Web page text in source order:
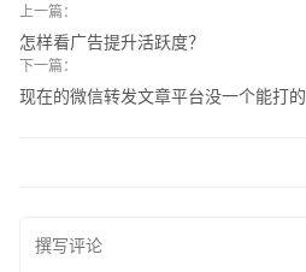
上一篇：
怎样看广告提升活跃度？
下一篇：
现在的微信转发文章平台没一个能打的